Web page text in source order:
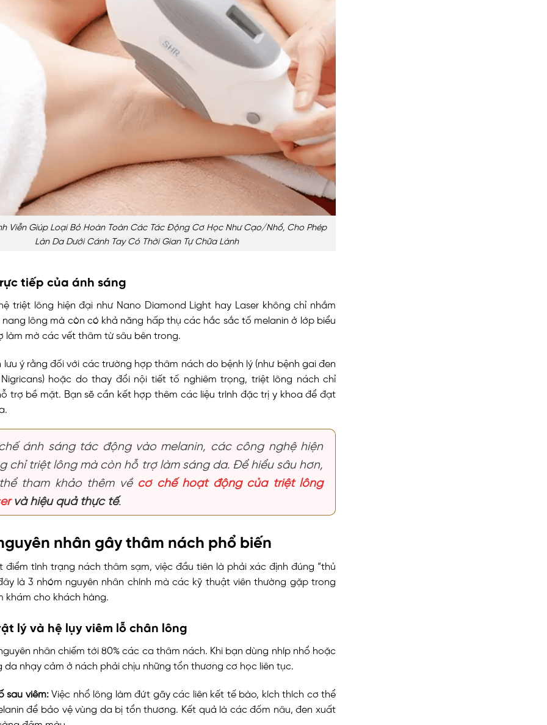
Viễn Giúp Loại Bỏ Hoàn Toàn Các Tác Động Cơ Học Như Cạo/nhổ, Cho Phép
Làn Da Dưới Cánh Tay Có Thời Gian Tự Chữa Lành
tiếp của ánh sáng
triệt lông hiện đại như Nano Diamond Light hay Laser không chỉ nhắm
lông mà còn có khả năng hấp thụ các hắc sắc tố melanin ở lớp biểu
làm mờ các vết thâm từ sâu bên trong.
lưu ý rằng đối với các trường hợp thâm nách do bệnh lý (như bệnh gai đen
hoặc do thay đổi nội tiết tố nghiêm trọng, triệt lông nách chỉ
trợ bề mặt. Bạn sẽ cần kết hợp thêm các liệu trình đặc trị y khoa để đạt
ánh sáng tác động vào melanin, các công nghệ hiện
chỉ triệt lông mà còn hỗ trợ làm sáng da. Để hiểu sâu hơn,
tham khảo thêm về cơ chế hoạt động của triệt lông
và hiệu quả thực tế.
nhân gây thâm nách phổ biến
điểm tình trạng nách thâm sạm, việc đầu tiên là phải xác định đúng “thủ
là 3 nhóm nguyên nhân chính mà các kỹ thuật viên thường gặp trong
khám cho khách hàng.
lý và hệ lụy viêm lỗ chân lông
nhân chiếm tới 80% các ca thâm nách. Khi bạn dùng nhíp nhổ hoặc
da nhạy cảm ở nách phải chịu những tổn thương cơ học liên tục.
sau viêm:Việc nhổ lông làm đứt gãy các liên kết tế bào, kích thích cơ thể
để bảo vệ vùng da bị tổn thương. Kết quả là các đốm nâu, đen xuất